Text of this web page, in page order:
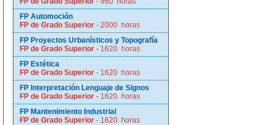
FP Automoción
FP de Grado Superior - 2000 horas
FP Proyectos Urbanísticos y Topografía
FP de Grado Superior - 1620 horas
FP Estética
FP de Grado Superior - 1620 horas
FP Interpretación Lenguaje de Signos
FP de Grado Superior - 1620 horas
FP Mantenimiento Industrial
FP de Grado Superior - 1620 horas